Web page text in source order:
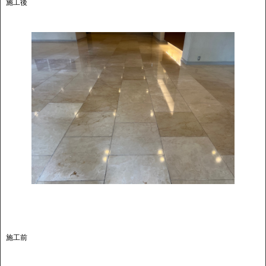
施工後
施工前